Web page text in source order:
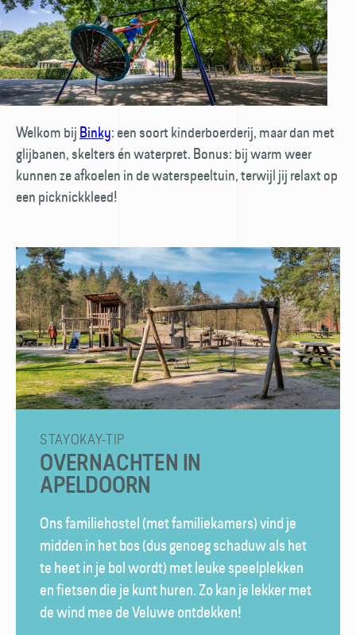
Welkom bij Binky: een soort kinderboerderij, maar dan met
glijbanen, skelters én waterpret. Bonus: bij warm weer
kunnen ze afkoelen in de waterspeeltuin, terwijl jij relaxt op
een picknickkleed!
STAYOKAY-TIP
OVERNACHTEN IN
APELDOORN
Ons familiehostel (met familiekamers) vind je
midden in het bos (dus genoeg schaduw als het
te heet in je bol wordt) met leuke speelplekken
en fietsen die je kunt huren. Zo kan je lekker met
de wind mee de Veluwe ontdekken!